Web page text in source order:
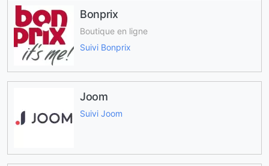
Bonprix
Boutique en ligne
Suivi Bonprix
Joom
Suivi Joom